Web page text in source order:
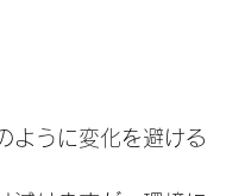
ように変化を避ける